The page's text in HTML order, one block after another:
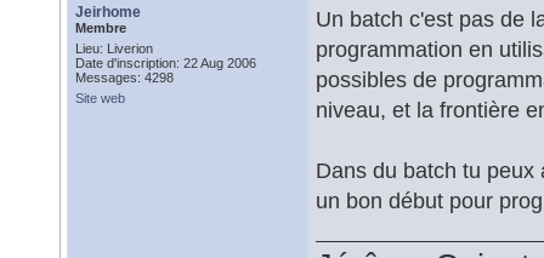
Jeirhome
Membre
Lieu: Liverion
Date d'inscription: 22 Aug 2006
Messages: 4298
Site web
Un batch c'est pas de
programmation en
possibles de
niveau, et la frontière
Dans du batch tu
un bon début pour